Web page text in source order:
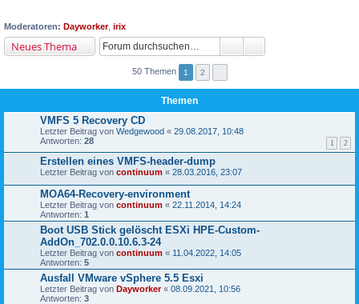
Moderatoren: Dayworker, irix
Neues Thema
50 Themen 1 2
Themen
VMFS 5 Recovery CD
Letzter Beitrag von Wedgewood « 29.08.2017, 10:48
Antworten: 28 1 2
Erstellen eines VMFS-header-dump
Letzter Beitrag von continuum « 28.03.2016, 23:07
MOA64-Recovery-environment
Letzter Beitrag von continuum « 22.11.2014, 14:24
Antworten: 1
Boot USB Stick gelöscht ESXi HPE-Custom-
AddOn_702.0.0.10.6.3-24
Letzter Beitrag von continuum « 11.04.2022, 14:05
Antworten: 5
Ausfall VMware vSphere 5.5 Esxi
Letzter Beitrag von Dayworker« 08.09.2021, 10:56
Antworten: 3